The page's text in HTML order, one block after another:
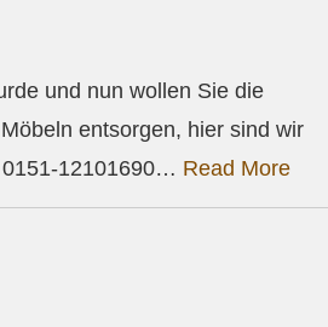
und nun wollen Sie die
entsorgen, hier sind wir
0151-12101690… Read More